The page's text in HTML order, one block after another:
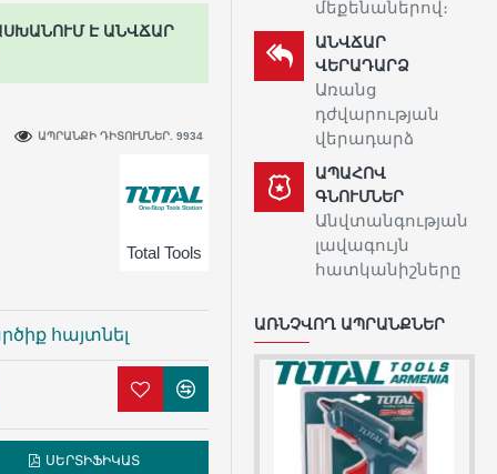
Է ԱՆՎՃԱՐ
Total Tools
ԱՊՐԱՆՔԻ ԴԻՏՈՒՄՆԵՐ. 9934
հայտնել
ՍԵՐՏԻՖԻԿԱՏ
մեքենաներով։
ԱՆՎՃԱՐ
ՎԵՐԱԴԱՐՁ
Առանց
դժվարության
վերադարձ
ԱՊԱՀՈՎ
ԳՆՈՒՄՆԵՐ
Անվտանգության
լավագույն
հատկանիշները
ԱՌՆՉՎՈՂ ԱՊՐԱՆՔՆԵՐ